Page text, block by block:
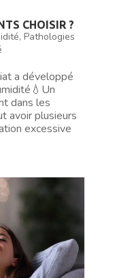
CHOISIR ?
, Pathologies
a développé
dans les
avoir plusieurs
excessive